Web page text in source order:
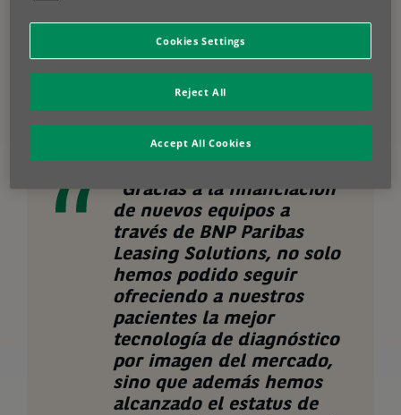
Para hacer frente a este reto, MedicalES colaboró con BNP Paribas
Leasing Solutions para obtener financiación para un dispositivo de
diagnóstico por imagen de última generación. Este nuevo equipo se
instalaría en su clínica de reciente creación, lo que demuestra su
dedicación a ofrecer a los pacientes la tecnología más avanzada y un
confort óptimo durante las pruebas médicas.
“Gracias a la financiación
de nuevos equipos a
través de BNP Paribas
Leasing Solutions, no solo
hemos podido seguir
ofreciendo a nuestros
pacientes la mejor
tecnología de diagnóstico
por imagen del mercado,
sino que además hemos
alcanzado el estatus de
Cookies Settings
Reject All
Accept All Cookies